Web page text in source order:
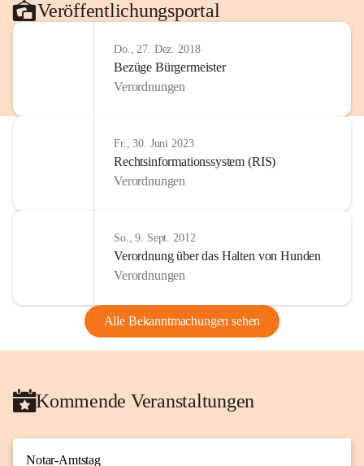
Veröffentlichungsportal
Do., 27. Dez. 2018
Bezüge Bürgermeister
Verordnungen
Fr., 30. Juni 2023
Rechtsinformationssystem (RIS)
Verordnungen
So., 9. Sept. 2012
Verordnung über das Halten von Hunden
Verordnungen
Alle Bekanntmachungen sehen
Kommende Veranstaltungen
Notar-Amtstag